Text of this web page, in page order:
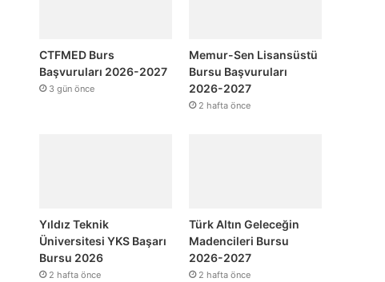
CTFMED Burs
Başvuruları 2026-2027
3 gün önce
Memur-Sen Lisansüstü
Bursu Başvuruları
2026-2027
2 hafta önce
Yıldız Teknik
Üniversitesi YKS Başarı
Bursu 2026
2 hafta önce
Türk Altın Geleceğin
Madencileri Bursu
2026-2027
2 hafta önce